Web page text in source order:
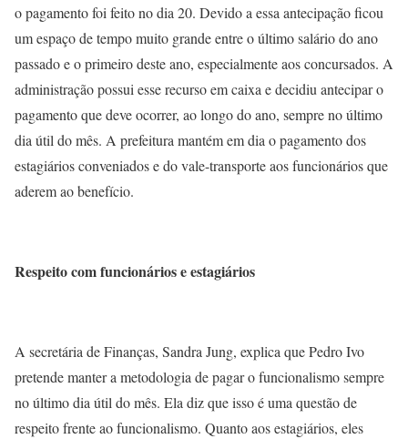
o pagamento foi feito no dia 20. Devido a essa antecipação ficou
um espaço de tempo muito grande entre o último salário do ano
passado e o primeiro deste ano, especialmente aos concursados. A
administração possui esse recurso em caixa e decidiu antecipar o
pagamento que deve ocorrer, ao longo do ano, sempre no último
dia útil do mês. A prefeitura mantém em dia o pagamento dos
estagiários conveniados e do vale-transporte aos funcionários que
aderem ao benefício.
Respeito com funcionários e estagiários
A secretária de Finanças, Sandra Jung, explica que Pedro Ivo
pretende manter a metodologia de pagar o funcionalismo sempre
no último dia útil do mês. Ela diz que isso é uma questão de
respeito frente ao funcionalismo. Quanto aos estagiários, eles